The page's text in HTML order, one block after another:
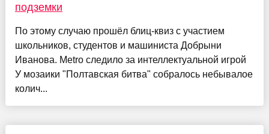
подземки
По этому случаю прошёл блиц-квиз с участием
школьников, студентов и машиниста Добрыни
Иванова. Metro следило за интеллектуальной игрой
У мозаики "Полтавская битва" собралось небывалое
колич...